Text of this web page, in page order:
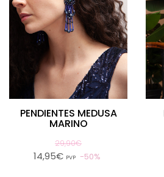
PENDIENTES MEDUSA
MARINO
29,90€
14,95€ PVP 50%